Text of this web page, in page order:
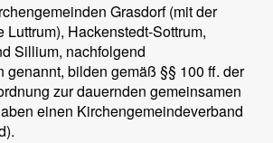
Grasdorf (mit der
Hackenstedt-Sottrum,
Sillium, nachfolgend
genannt, bilden gemäß §§ 100 ff. der
zur dauernden gemeinsamen
einen Kirchengemeindeverband